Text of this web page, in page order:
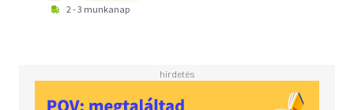
2 - 3 munkanap